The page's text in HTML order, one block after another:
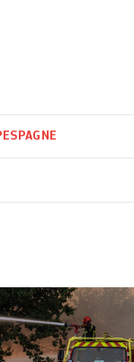
ESPAGNE